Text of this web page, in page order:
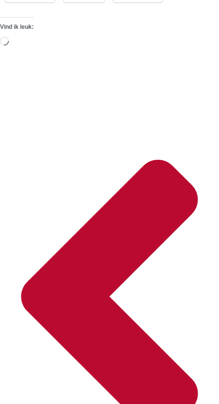
Vind ik leuk:
Aan